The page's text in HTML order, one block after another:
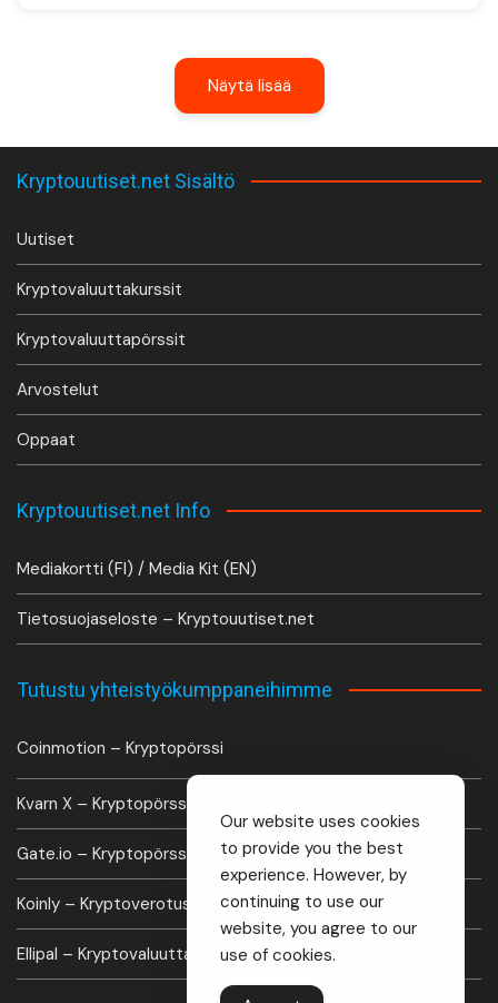
Näytä lisää
Kryptouutiset.net Sisältö
Uutiset
Kryptovaluuttakurssit
Kryptovaluuttapörssit
Arvostelut
Oppaat
Kryptouutiset.net Info
Mediakortti (FI) / Media Kit (EN)
Tietosuojaseloste – Kryptouutiset.net
Tutustu yhteistyökumppaneihimme
Coinmotion – Kryptopörssi
Kvarn X – Kryptopörssi
Gate.io – Kryptopörssi
Koinly – Kryptoverotus laskuri
Ellipal – Kryptovaluutta lompakko
Our website uses cookies
to provide you the best
experience. However, by
continuing to use our
website, you agree to our
use of cookies.